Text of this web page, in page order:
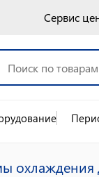
Сервис